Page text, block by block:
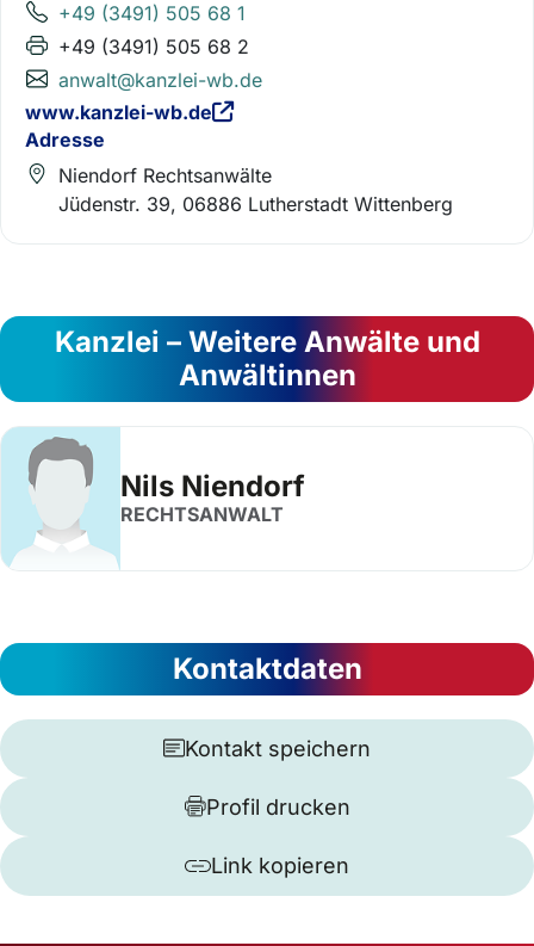
+49 (3491) 505 68 1
+49 (3491) 505 68 2
anwalt@kanzlei-wb.de
www.kanzlei-wb.de
Adresse
Niendorf Rechtsanwälte
Jüdenstr. 39, 06886 Lutherstadt Wittenberg
Kanzlei – Weitere Anwälte und
Anwältinnen
Nils Niendorf
RECHTSANWALT
Kontaktdaten
Kontakt speichern
Profil drucken
Link kopieren